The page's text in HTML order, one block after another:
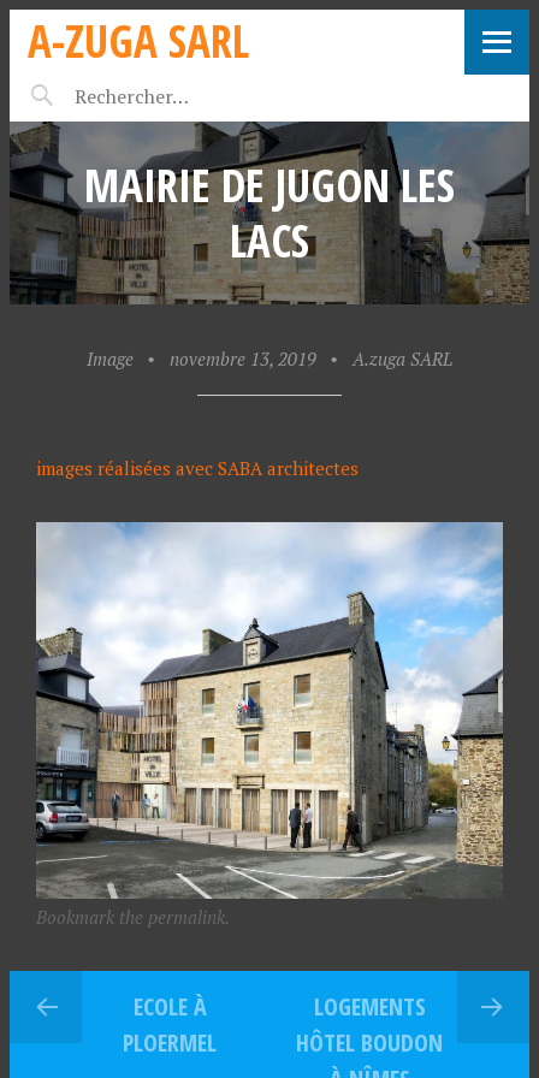
A-ZUGA SARL
MAIRIE DE JUGON LES
LACS
Image • novembre 13, 2019 • A.zuga SARL
images réalisées avec SABA architectes
Bookmark the permalink.
ECOLE À
PLOERMEL
LOGEMENTS
HÔTEL BOUDON